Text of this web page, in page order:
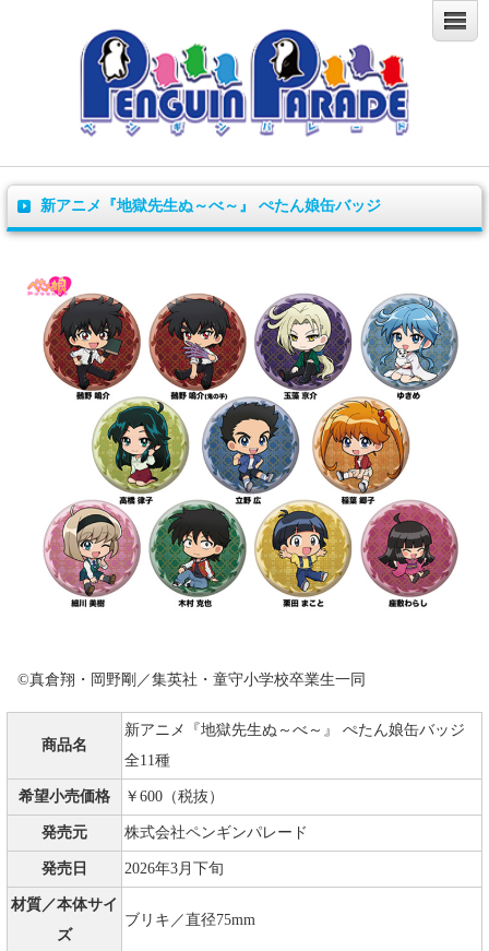
新アニメ『地獄先生ぬ～べ～』 ぺたん娘缶バッジ
©真倉翔・岡野剛／集英社・童守小学校卒業生一同
商品名
新アニメ『地獄先生ぬ～べ～』 ぺたん娘缶バッジ
全11種
希望小売価格 ￥600（税抜）
発売元 株式会社ペンギンパレード
発売日 2026年3月下旬
材質／本体サイ
ズ
ブリキ／直径75mm